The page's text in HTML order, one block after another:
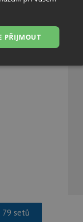
setů
PŘIJMOUT
Nezařazené
zařízení, která
a zlepšila